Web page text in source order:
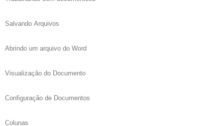
Salvando Arquivos
Abrindo um arquivo do Word
Visualização do Documento
Configuração de Documentos
Colunas